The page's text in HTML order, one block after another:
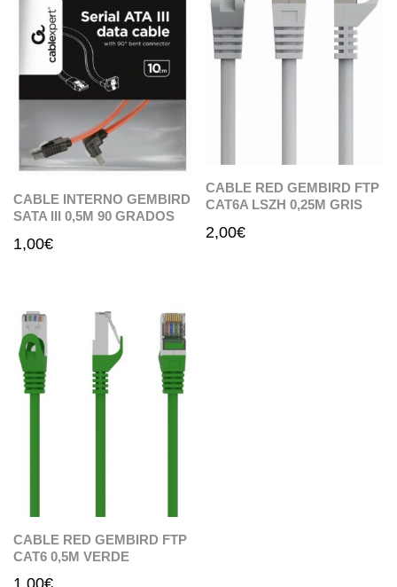
CABLE INTERNO GEMBIRD
SATA III 0,5M 90 GRADOS
1,00€
CABLE RED GEMBIRD FTP
CAT6A LSZH 0,25M GRIS
2,00€
CABLE RED GEMBIRD FTP
CAT6 0,5M VERDE